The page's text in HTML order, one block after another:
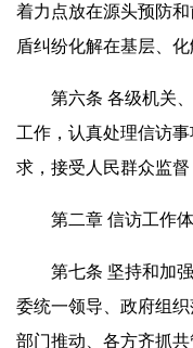
着力点放在源头预防
盾纠纷化解在基层、化
第六条 各级机关、
工作，认真处理信访
求，接受人民群众监督
第二章 信访工作体
第七条 坚持和加强
委统一领导、政府组
部门推动、各方齐抓共